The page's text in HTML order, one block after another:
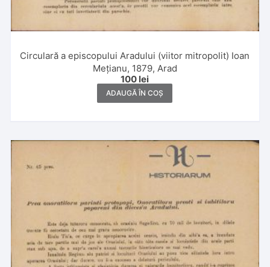
Circulară a episcopului Aradului (viitor mitropolit) Ioan
Mețianu, 1879, Arad
100 lei
ADAUGĂ ÎN COȘ